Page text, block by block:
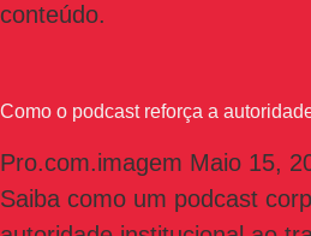
conteúdo.
Como o podcast reforça a
Pro.com.imagem Maio 15,
Saiba como um podcast